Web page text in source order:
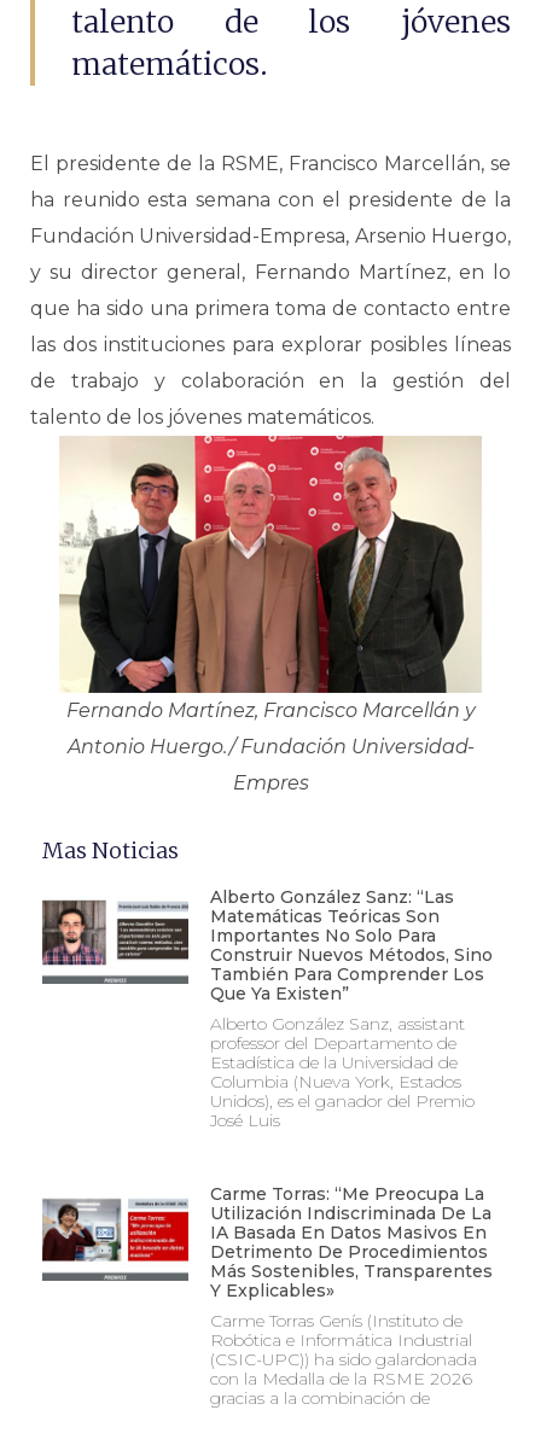
talento de los jóvenes
matemáticos.
El presidente de la RSME, Francisco Marcellán, se
ha reunido esta semana con el presidente de la
Fundación Universidad-Empresa, Arsenio Huergo,
y su director general, Fernando Martínez, en lo
que ha sido una primera toma de contacto entre
las dos instituciones para explorar posibles líneas
de trabajo y colaboración en la gestión del
talento de los jóvenes matemáticos.
Fernando Martínez, Francisco Marcellán y
Antonio Huergo./ Fundación Universidad-
Empres
Mas Noticias
Alberto González Sanz: “Las
Matemáticas Teóricas Son
Importantes No Solo Para
Construir Nuevos Métodos, Sino
También Para Comprender Los
Que Ya Existen”
Alberto González Sanz, assistant
professor del Departamento de
Estadística de la Universidad de
Columbia (Nueva York, Estados
Unidos), es el ganador del Premio
José Luis
Carme Torras: “Me Preocupa La
Utilización Indiscriminada De La
IA Basada En Datos Masivos En
Detrimento De Procedimientos
Más Sostenibles, Transparentes
Y Explicables»
Carme Torras Genís (Instituto de
Robótica e Informática Industrial
(CSIC-UPC)) ha sido galardonada
con la Medalla de la RSME 2026
gracias a la combinación de